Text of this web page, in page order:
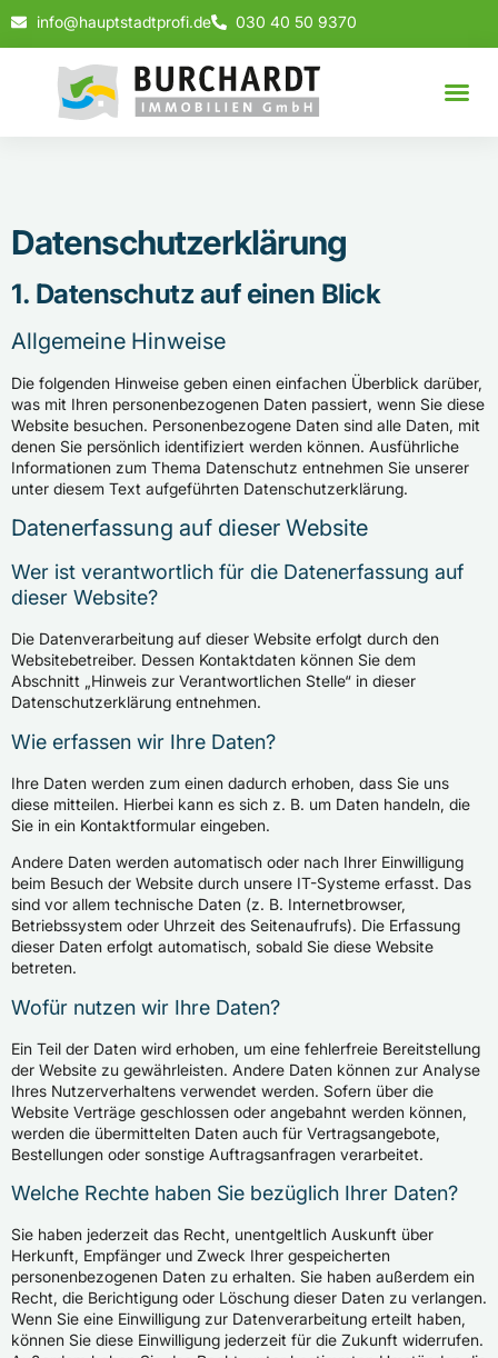
info@hauptstadtprofi.de 030 40 50 9370
Datenschutz­erklärung
1. Datenschutz auf einen Blick
Allgemeine Hinweise
Die folgenden Hinweise geben einen einfachen Überblick darüber,
was mit Ihren personenbezogenen Daten passiert, wenn Sie diese
Website besuchen. Personenbezogene Daten sind alle Daten, mit
denen Sie persönlich identifiziert werden können. Ausführliche
Informationen zum Thema Datenschutz entnehmen Sie unserer
unter diesem Text aufgeführten Datenschutzerklärung.
Datenerfassung auf dieser Website
Wer ist verantwortlich für die Datenerfassung auf
dieser Website?
Die Datenverarbeitung auf dieser Website erfolgt durch den
Websitebetreiber. Dessen Kontaktdaten können Sie dem
Abschnitt „Hinweis zur Verantwortlichen Stelle“ in dieser
Datenschutzerklärung entnehmen.
Wie erfassen wir Ihre Daten?
Ihre Daten werden zum einen dadurch erhoben, dass Sie uns
diese mitteilen. Hierbei kann es sich z. B. um Daten handeln, die
Sie in ein Kontaktformular eingeben.
Andere Daten werden automatisch oder nach Ihrer Einwilligung
beim Besuch der Website durch unsere IT-Systeme erfasst. Das
sind vor allem technische Daten (z. B. Internetbrowser,
Betriebssystem oder Uhrzeit des Seitenaufrufs). Die Erfassung
dieser Daten erfolgt automatisch, sobald Sie diese Website
betreten.
Wofür nutzen wir Ihre Daten?
Ein Teil der Daten wird erhoben, um eine fehlerfreie Bereitstellung
der Website zu gewährleisten. Andere Daten können zur Analyse
Ihres Nutzerverhaltens verwendet werden. Sofern über die
Website Verträge geschlossen oder angebahnt werden können,
werden die übermittelten Daten auch für Vertragsangebote,
Bestellungen oder sonstige Auftragsanfragen verarbeitet.
Welche Rechte haben Sie bezüglich Ihrer Daten?
Sie haben jederzeit das Recht, unentgeltlich Auskunft über
Herkunft, Empfänger und Zweck Ihrer gespeicherten
personenbezogenen Daten zu erhalten. Sie haben außerdem ein
Recht, die Berichtigung oder Löschung dieser Daten zu verlangen.
Wenn Sie eine Einwilligung zur Datenverarbeitung erteilt haben,
können Sie diese Einwilligung jederzeit für die Zukunft widerrufen.